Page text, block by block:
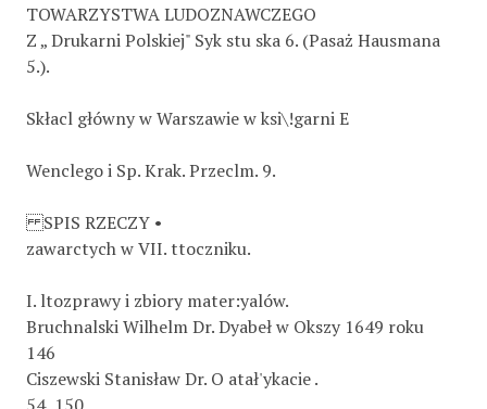
TOWARZYSTWA LUDOZNAWCZEGO
Z „ Drukarni Polskiej" Syk stu ska 6. (Pasaż Hausmana
5.).
Skłacl główny w Warszawie w ksi\!garni E
Wenclego i Sp. Krak. Przeclm. 9.
SPIS RZECZY •
zawarctych w VII. ttoczniku.
I. ltozprawy i zbiory mater:yalów.
Bruchnalski Wilhelm Dr. Dyabeł w Okszy 1649 roku
146
Ciszewski Stanisław Dr. O atał'ykacie .
54, 150